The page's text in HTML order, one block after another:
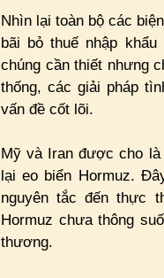
Nhìn lại toàn bộ các
bãi bỏ thuế nhập
chúng cần thiết nhưng
thống, các giải pháp
vấn đề cốt lõi.
Mỹ và Iran được cho
lại eo biển Hormuz.
nguyên tắc đến thực
Hormuz chưa thông
thương.